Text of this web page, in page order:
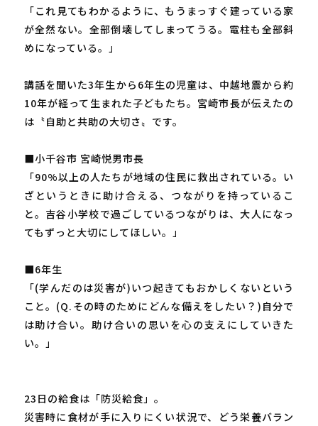
「これ見てもわかるように、もうまっすぐ建っている家
が全然ない。全部倒壊してしまってうる。電柱も全部斜
めになっている。」
講話を聞いた3年生から6年生の児童は、中越地震から約
10年が経って生まれた子どもたち。宮崎市長が伝えたの
は〝自助と共助の大切さ〟です。
■小千谷市 宮崎悦男市長
「90%以上の人たちが地域の住民に救出されている。い
ざというときに助け合える、つながりを持っているこ
と。吉谷小学校で過ごしているつながりは、大人になっ
てもずっと大切にしてほしい。」
■6年生
「(学んだのは災害が)いつ起きてもおかしくないという
こと。(Q.その時のためにどんな備えをしたい？)自分で
は助け合い。助け合いの思いを心の支えにしていきた
い。」
23日の給食は「防災給食」。
災害時に食材が手に入りにくい状況で、どう栄養バラン